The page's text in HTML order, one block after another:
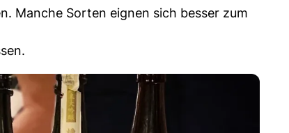
Manche Sorten eignen sich besser zum